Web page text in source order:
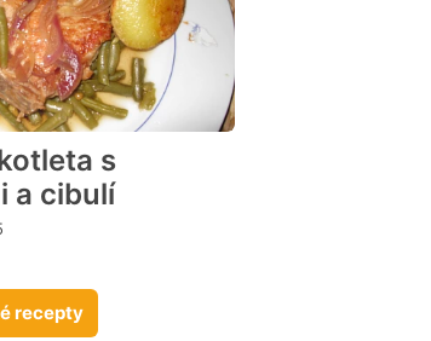
s
a cibulí
ještě nebyl hodnocen
recepty